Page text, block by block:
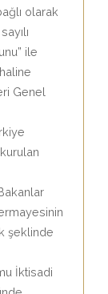
olarak
ile
Genel
şeklinde
İktisadi